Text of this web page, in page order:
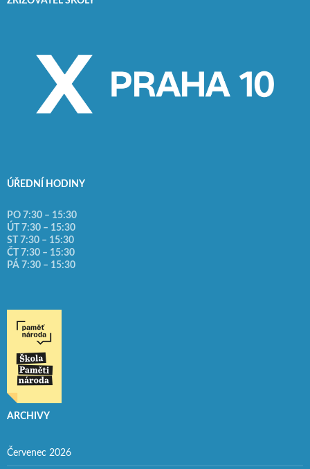
ÚŘEDNÍ HODINY
PO 7:30 – 15:30
ÚT 7:30 – 15:30
ST 7:30 – 15:30
ČT 7:30 – 15:30
PÁ 7:30 – 15:30
ARCHIVY
Červenec 2026